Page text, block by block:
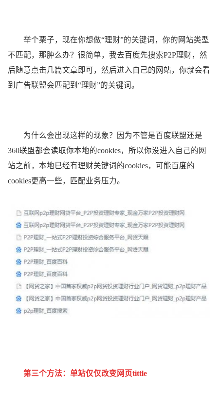
举个栗子，现在你想做“理财”的关键词，你的网站类型
不匹配，那肿么办？很简单，我去百度先搜索P2P理财，然
后随意点击几篇文章即可，然后进入自己的网站，你就会看
到广告联盟会匹配到“理财”的关键词。
为什么会出现这样的现象？因为不管是百度联盟还是
360联盟都会读取你本地的cookies，所以你没进入自己的网
站之前，本地已经有理财关键词的cookies，可能百度的
cookies更高一些，匹配业务压力。
第三个方法：单站仅仅改变网页tittle